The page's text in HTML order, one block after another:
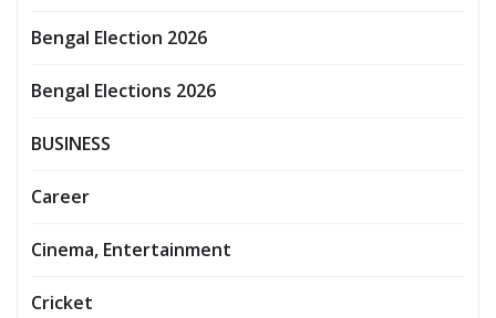
Bengal Election 2026
Bengal Elections 2026
BUSINESS
Career
Cinema, Entertainment
Cricket